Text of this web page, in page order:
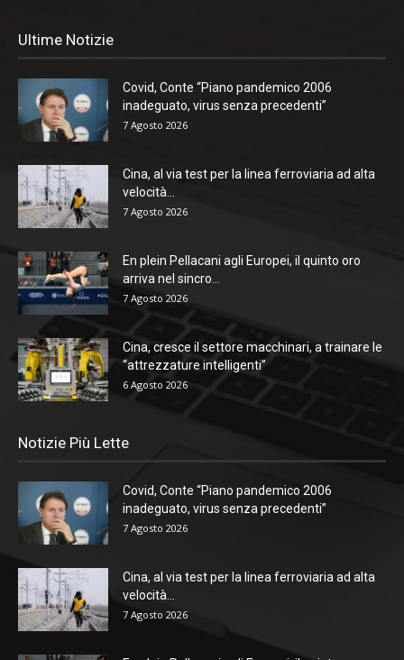
Ultime Notizie
Covid, Conte “Piano pandemico 2006
inadeguato, virus senza precedenti”
7 Agosto 2026
Cina, al via test per la linea ferroviaria ad alta
velocità...
7 Agosto 2026
En plein Pellacani agli Europei, il quinto oro
arriva nel sincro...
7 Agosto 2026
Cina, cresce il settore macchinari, a trainare le
“attrezzature intelligenti”
6 Agosto 2026
Notizie Più Lette
Covid, Conte “Piano pandemico 2006
inadeguato, virus senza precedenti”
7 Agosto 2026
Cina, al via test per la linea ferroviaria ad alta
velocità...
7 Agosto 2026